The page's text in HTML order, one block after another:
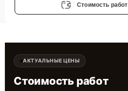
Стоимость работ
АКТУАЛЬНЫЕ ЦЕНЫ
Стоимость работ